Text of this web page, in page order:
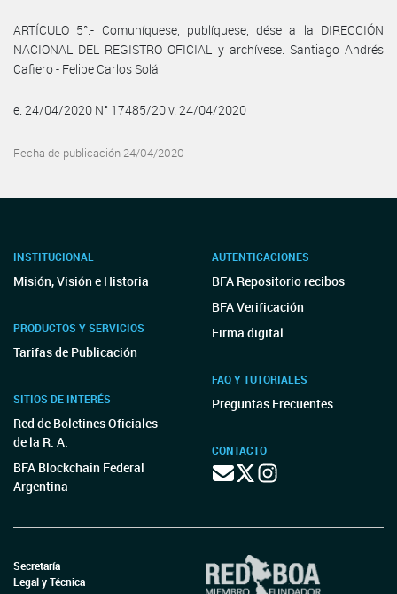
ARTÍCULO 5°.- Comuníquese, publíquese, dése a la DIRECCIÓN
NACIONAL DEL REGISTRO OFICIAL y archívese. Santiago Andrés
Cafiero - Felipe Carlos Solá
e. 24/04/2020 N° 17485/20 v. 24/04/2020
Fecha de publicación 24/04/2020
INSTITUCIONAL
Misión, Visión e Historia
PRODUCTOS Y SERVICIOS
Tarifas de Publicación
SITIOS DE INTERÉS
Red de Boletines Oficiales
de la R. A.
BFA Blockchain Federal
Argentina
AUTENTICACIONES
BFA Repositorio recibos
BFA Verificación
Firma digital
FAQ Y TUTORIALES
Preguntas Frecuentes
CONTACTO
Secretaría
Legal y Técnica